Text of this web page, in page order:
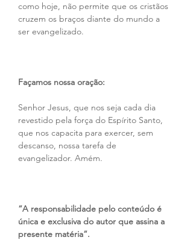
como hoje, não permite que os cristãos
cruzem os braços diante do mundo a
ser evangelizado.
Façamos nossa oração:
Senhor Jesus, que nos seja cada dia
revestido pela força do Espírito Santo,
que nos capacita para exercer, sem
descanso, nossa tarefa de
evangelizador. Amém.
“A responsabilidade pelo conteúdo é
única e exclusiva do autor que assina a
presente matéria”.